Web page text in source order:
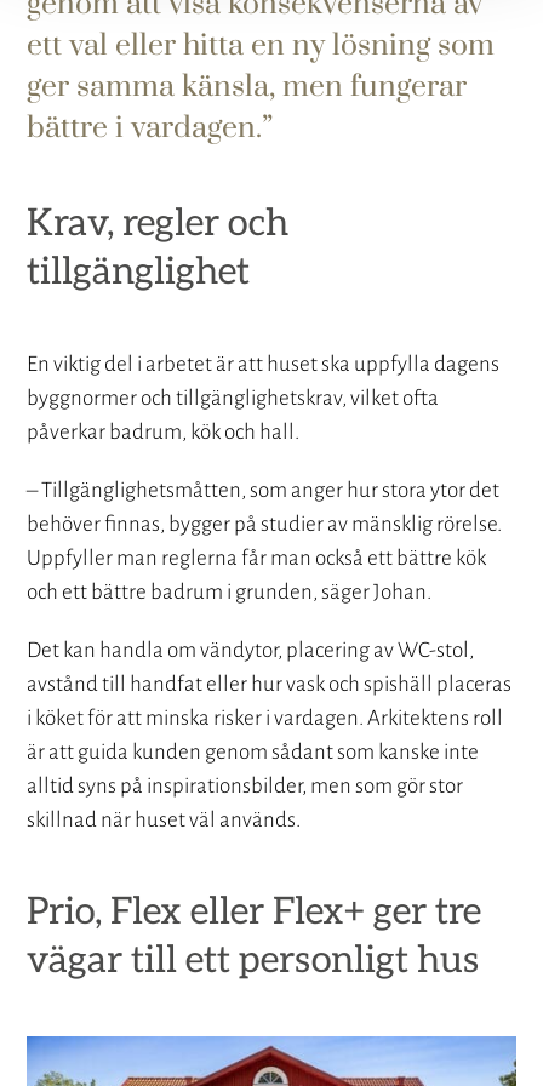
ett val eller hitta en ny lösning som
ger samma känsla, men fungerar
bättre i vardagen.
Krav, regler och
tillgänglighet
En viktig del i arbetet är att huset ska uppfylla dagens
byggnormer och tillgänglighetskrav, vilket ofta
påverkar badrum, kök och hall.
– Tillgänglighetsmåtten, som anger hur stora ytor det
behöver finnas, bygger på studier av mänsklig rörelse.
Uppfyller man reglerna får man också ett bättre kök
och ett bättre badrum i grunden, säger Johan.
Det kan handla om vändytor, placering av WC-stol,
avstånd till handfat eller hur vask och spishäll placeras
i köket för att minska risker i vardagen. Arkitektens roll
är att guida kunden genom sådant som kanske inte
alltid syns på inspirationsbilder, men som gör stor
skillnad när huset väl används.
Prio, Flex eller Flex+ ger tre
vägar till ett personligt hus